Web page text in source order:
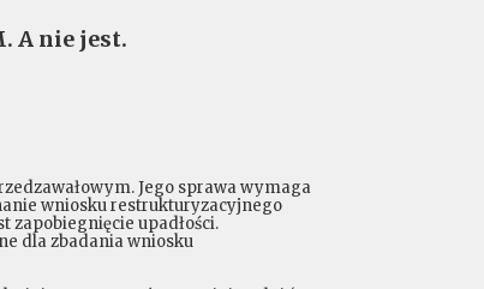
Jego sprawa wymaga
wniosku restrukturyzacyjnego
zapobiegnięcie upadłości.
dla zbadania wniosku
A nie jest.